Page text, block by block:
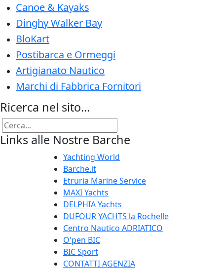
Canoe & Kayaks
Dinghy Walker Bay
BloKart
Postibarca e Ormeggi
Artigianato Nautico
Marchi di Fabbrica Fornitori
Ricerca nel sito...
Links alle Nostre Barche
Yachting World
Barche.it
Etruria Marine Service
MAXI Yachts
DELPHIA Yachts
DUFOUR YACHTS la Rochelle
Centro Nautico ADRIATICO
O'pen BIC
BIC Sport
CONTATTI AGENZIA